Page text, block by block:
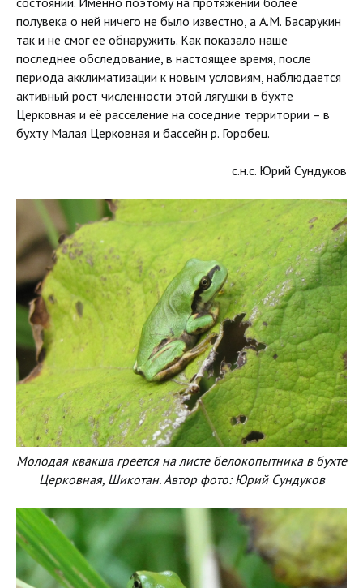
полувека о ней ничего не было известно, а А.М. Басарукин
так и не смог её обнаружить. Как показало наше
последнее обследование, в настоящее время, после
периода акклиматизации к новым условиям, наблюдается
активный рост численности этой лягушки в бухте
Церковная и её расселение на соседние территории – в
бухту Малая Церковная и бассейн р. Горобец.
с.н.с. Юрий Сундуков
Молодая квакша греется на листе белокопытника в бухте
Церковная, Шикотан. Автор фото: Юрий Сундуков